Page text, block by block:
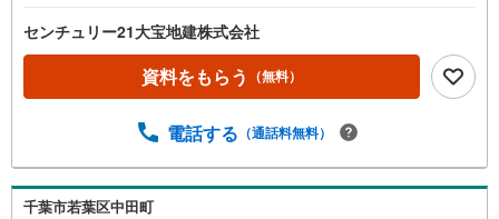
センチュリー21大宝地建株式会社
資料をもらう （無料）
電話する （通話料無料）
千葉市若葉区中田町